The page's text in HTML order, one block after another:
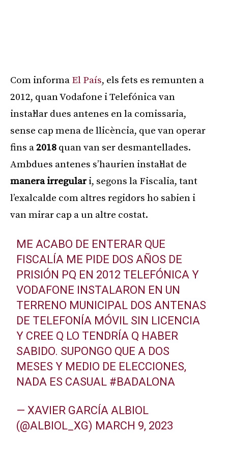
Com informa El País, els fets es remunten a
2012, quan Vodafone i Telefónica van
instal·lar dues antenes en la comissaria,
sense cap mena de llicència, que van operar
fins a2018 quan van ser desmantellades.
Ambdues antenes s’haurien instal·lat de
manera irregulari, segons la Fiscalia, tant
l’exalcalde com altres regidors ho sabien i
van mirar cap a un altre costat.
ME ACABO DE ENTERAR QUE
FISCALÍA ME PIDE DOS AÑOS DE
PRISIÓN PQ EN 2012 TELEFÓNICA Y
VODAFONE INSTALARON EN UN
TERRENO MUNICIPAL DOS ANTENAS
DE TELEFONÍA MÓVIL SIN LICENCIA
Y CREE Q LO TENDRÍA Q HABER
SABIDO. SUPONGO QUE A DOS
MESES Y MEDIO DE ELECCIONES,
NADA ES CASUAL #BADALONA
— XAVIER GARCÍA ALBIOL
(@ALBIOL_XG) MARCH 9, 2023